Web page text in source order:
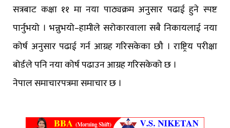
सत्रबाट कक्षा ११ मा नया पाठ्यक्रम अनुसार पढाई हुने स्पष्ट
पार्नुभयो । भन्नुभयो–हामीले सरोकारवाला सबै निकायलाई नया
कोर्ष अनुसार पढाई गर्न आग्रह गरिसकेका छौ । राष्ट्रिय परीक्षा
बोर्डले पनि नया कोर्ष पढाउन आग्रह गरिसकेको छ ।
नेपाल समाचारपत्रमा समाचार छ ।